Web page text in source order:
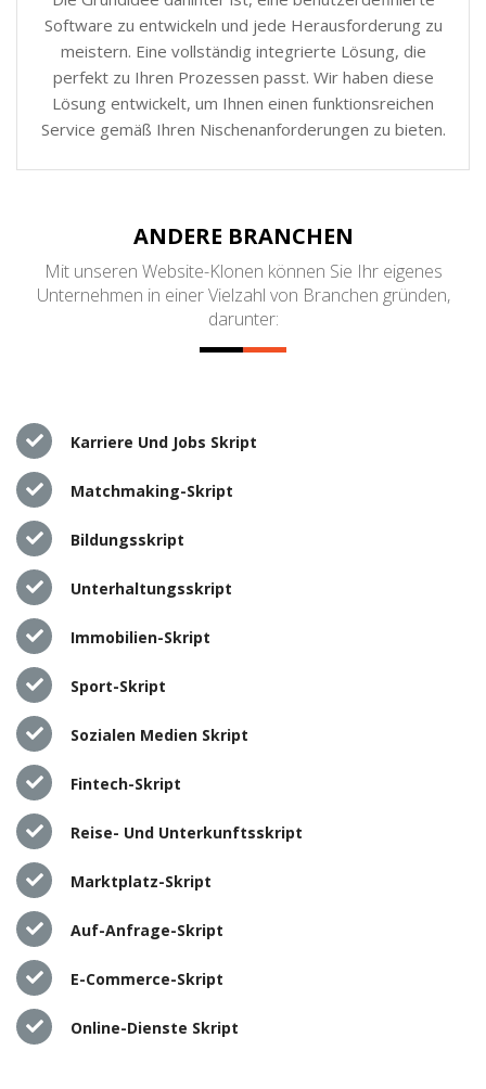
Software zu entwickeln und jede Herausforderung zu
meistern. Eine vollständig integrierte Lösung, die
perfekt zu Ihren Prozessen passt. Wir haben diese
Lösung entwickelt, um Ihnen einen funktionsreichen
Service gemäß Ihren Nischenanforderungen zu bieten.
ANDERE BRANCHEN
Mit unseren Website-Klonen können Sie Ihr eigenes
Unternehmen in einer Vielzahl von Branchen gründen,
darunter:
Karriere Und Jobs Skript
Matchmaking-Skript
Bildungsskript
Unterhaltungsskript
Immobilien-Skript
Sport-Skript
Sozialen Medien Skript
Fintech-Skript
Reise- Und Unterkunftsskript
Marktplatz-Skript
Auf-Anfrage-Skript
E-Commerce-Skript
Online-Dienste Skript